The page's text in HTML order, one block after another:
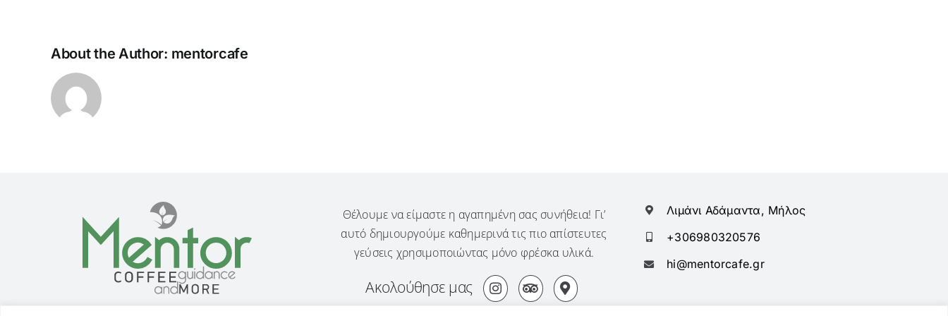
About the Author: mentorcafe
Θέλουμε να είμαστε η αγαπημένη σας συνήθεια! Γι’
αυτό δημιουργούμε καθημερινά τις πιο απίστευτες
γεύσεις χρησιμοποιώντας μόνο φρέσκα υλικά.
Ακολούθησε μας
Λιμάνι Αδάμαντα, Μήλος
+306980320576
hi@mentorcafe.gr